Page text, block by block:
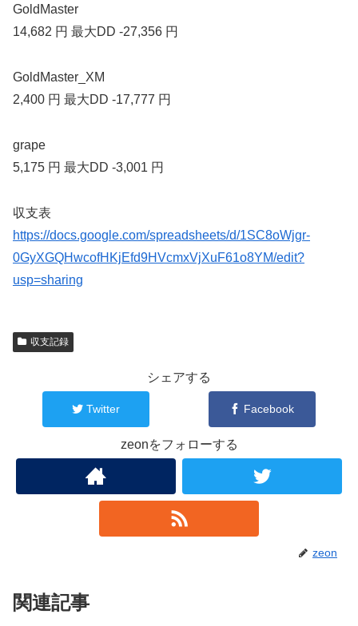
GoldMaster
14,682 円 最大DD -27,356 円
GoldMaster_XM
2,400 円 最大DD -17,777 円
grape
5,175 円 最大DD -3,001 円
収支表
https://docs.google.com/spreadsheets/d/1SC8oWjgr-
0GyXGQHwcofHKjEfd9HVcmxVjXuF61o8YM/edit?
usp=sharing
収支記録
シェアする
Twitter Facebook
zeonをフォローする
zeon
関連記事